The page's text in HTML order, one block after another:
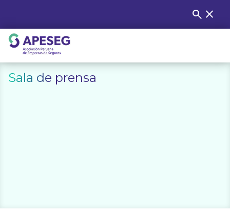
content
Buscar:
search close
APESEG
Sala de prensa